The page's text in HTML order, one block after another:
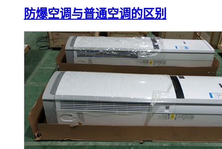
防爆空调与普通空调的区别